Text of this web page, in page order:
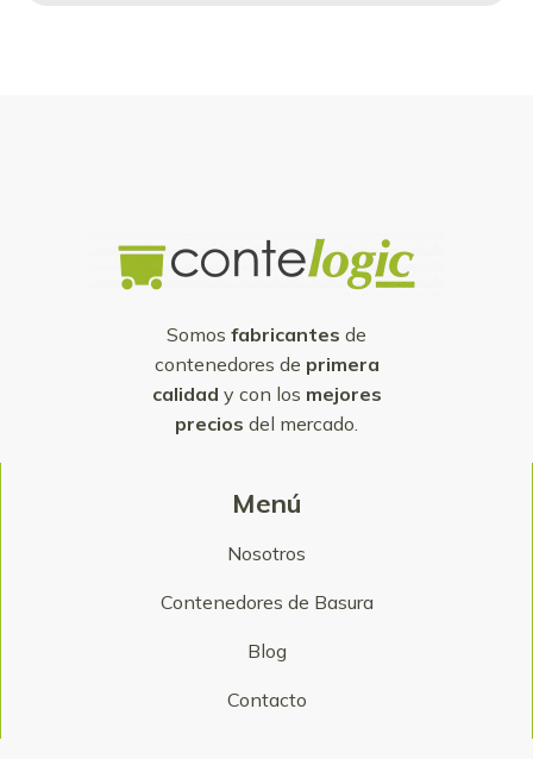
Somos fabricantes de
contenedores de primera
calidad y con los mejores
precios del mercado.
Menú
Nosotros
Contenedores de Basura
Blog
Contacto